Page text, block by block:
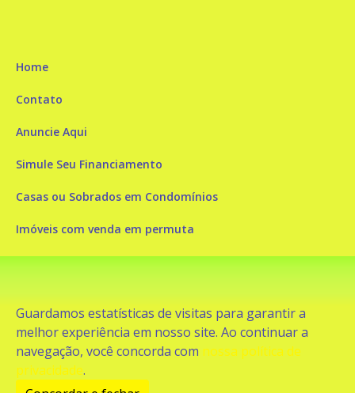
Guardamos estatísticas de visitas para garantir a
melhor experiência em nosso site. Ao continuar a
navegação, você concorda com nossa política de
privacidade.
Home
Contato
Anuncie Aqui
Simule Seu Financiamento
Casas ou Sobrados em Condomínios
Imóveis com venda em permuta
Imóveis com Vista para o Mar
Casa com piscina
Apartamento com piscina